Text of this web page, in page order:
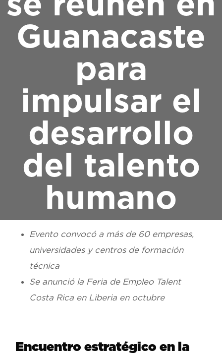
Guanacaste
para
impulsar el
desarrollo
del talento
humano
Evento convocó a más de 60 empresas,
universidades y centros de formación
técnica
Se anunció la Feria de Empleo Talent
Costa Rica en Liberia en octubre
Encuentro estratégico en la